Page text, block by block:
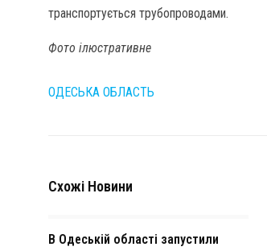
транспортується трубопроводами.
Фото ілюстративне
ОДЕСЬКА ОБЛАСТЬ
Схожі Новини
В Одеській області запустили